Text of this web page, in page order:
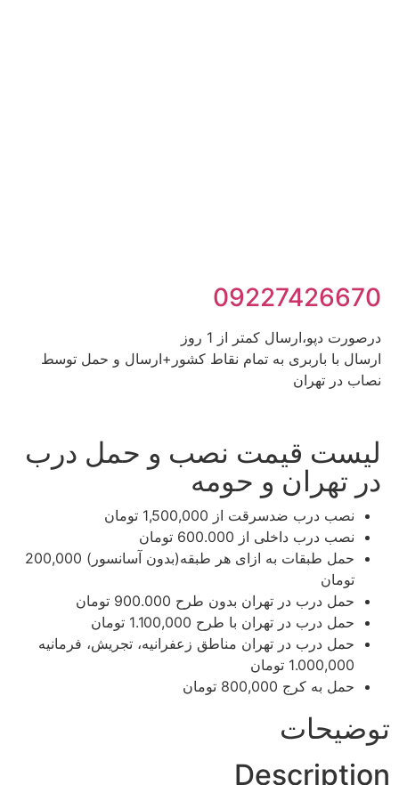
09227426670
درصورت دپو،ارسال کمتر از 1 روز
ارسال با باربری به تمام نقاط کشور+ارسال و حمل توسط
نصاب در تهران
لیست قیمت نصب و حمل درب
در تهران و حومه
نصب درب ضدسرقت از 1,500,000 تومان
نصب درب داخلی از 600.000 تومان
حمل طبقات به ازای هر طبقه(بدون آسانسور)​​ 200,000
تومان
حمل درب در تهران بدون طرح​​ 900.000 تومان
حمل درب در تهران با طرح​​ 1.100,000 تومان
حمل درب در تهران مناطق زعفرانیه، تجریش، فرمانیه​​
1.000,000 تومان
حمل به کرج 800,000 تومان
توضیحات
Description